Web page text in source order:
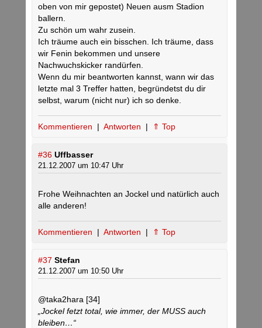
oben von mir gepostet) Neuen ausm Stadion
ballern.
Zu schön um wahr zusein.
Ich träume auch ein bisschen. Ich träume, dass
wir Fenin bekommen und unsere
Nachwuchskicker randürfen.
Wenn du mir beantworten kannst, wann wir das
letzte mal 3 Treffer hatten, begründetst du dir
selbst, warum (nicht nur) ich so denke.
Kommentieren | Antworten | ⇑ Top
#36 Uffbasser
21.12.2007 um 10:47 Uhr
Frohe Weihnachten an Jockel und natürlich auch
alle anderen!
Kommentieren | Antworten | ⇑ Top
#37 Stefan
21.12.2007 um 10:50 Uhr
@taka2hara [34]
„Jockel fetzt total, wie immer, der MUSS auch
bleiben…“